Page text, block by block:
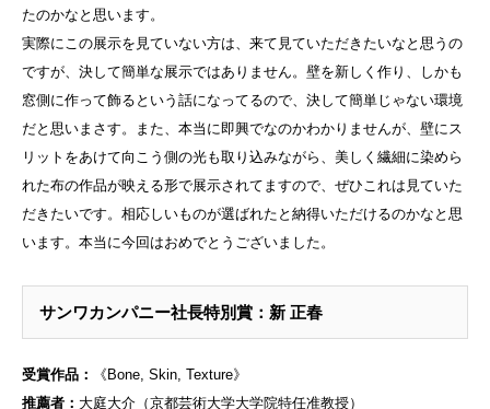
たのかなと思います。
実際にこの展示を見ていない方は、来て見ていただきたいなと思うの
ですが、決して簡単な展示ではありません。壁を新しく作り、しかも
窓側に作って飾るという話になってるので、決して簡単じゃない環境
だと思いまさす。また、本当に即興でなのかわかりませんが、壁にス
リットをあけて向こう側の光も取り込みながら、美しく繊細に染めら
れた布の作品が映える形で展示されてますので、ぜひこれは見ていた
だきたいです。相応しいものが選ばれたと納得いただけるのかなと思
います。本当に今回はおめでとうございました。
サンワカンパニー社長特別賞：新 正春
受賞作品：
《Bone, Skin, Texture》
推薦者： 大庭大介（京都芸術大学大学院特任准教授）